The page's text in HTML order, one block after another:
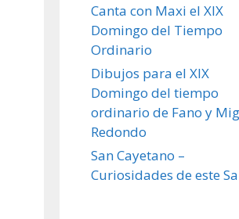
Canta con Maxi el XIX
Domingo del Tiempo
Ordinario
Dibujos para el XIX
Domingo del tiempo
ordinario de Fano y
Redondo
San Cayetano –
Curiosidades de este